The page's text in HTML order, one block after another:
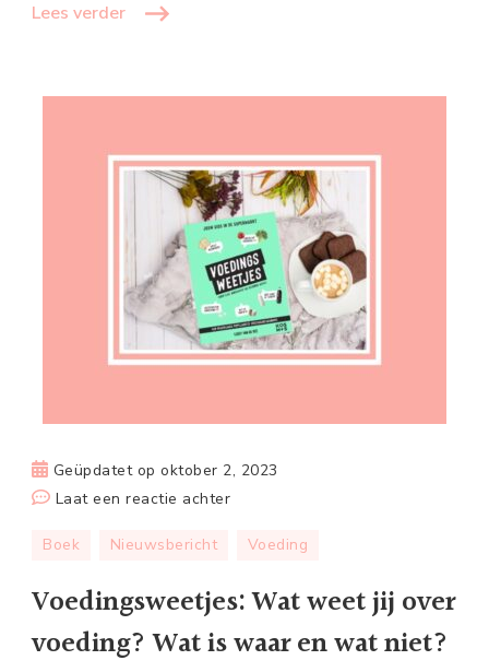
Lees verder
Geüpdatet opoktober 2, 2023
Laat een reactie achterop
Wat
jij
over
Boek Nieuwsbericht Voeding
Voedingsweetjes: Wat weet jij over
voeding? Wat is waar en wat niet?